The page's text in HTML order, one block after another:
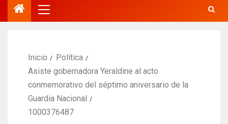
Inicio
Política
Asiste gobernadora Yeraldine al acto
conmemorativo del séptimo aniversario de la
Guardia Nacional
1000376487